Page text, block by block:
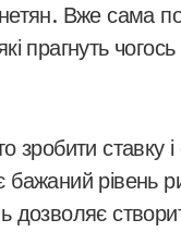
Вже сама
прагнуть
зробити ставку
бажаний
дозволяє